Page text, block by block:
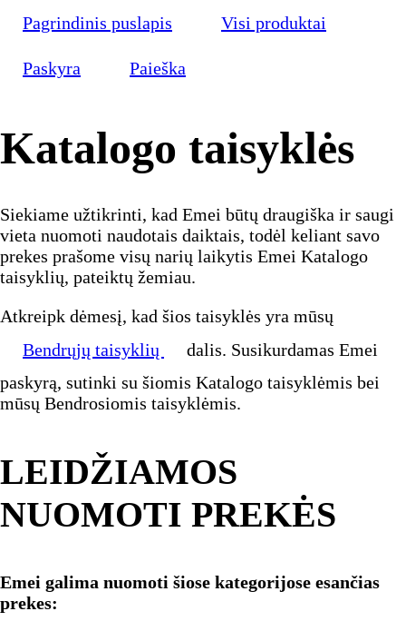
Pagrindinis puslapis Visi produktai
Paskyra Paieška
Katalogo taisyklės
Siekiame užtikrinti, kad Emei būtų draugiška ir saugi
vieta nuomoti naudotais daiktais, todėl keliant savo
prekes prašome visų narių laikytis Emei Katalogo
taisyklių, pateiktų žemiau.
Atkreipk dėmesį, kad šios taisyklės yra mūsų
Bendrųjų taisyklių
dalis. Susikurdamas Emei
paskyrą, sutinki su šiomis Katalogo taisyklėmis bei
mūsų Bendrosiomis taisyklėmis.
LEIDŽIAMOS
NUOMOTI PREKĖS
Emei galima nuomoti šiose kategorijose esančias
prekes: